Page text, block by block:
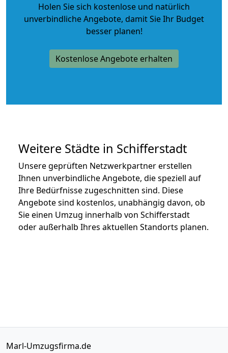
Holen Sie sich kostenlose und natürlich
unverbindliche Angebote, damit Sie Ihr Budget
besser planen!
Kostenlose Angebote erhalten
Weitere Städte in Schifferstadt
Unsere geprüften Netzwerkpartner erstellen
Ihnen unverbindliche Angebote, die speziell auf
Ihre Bedürfnisse zugeschnitten sind. Diese
Angebote sind kostenlos, unabhängig davon, ob
Sie einen Umzug innerhalb von Schifferstadt
oder außerhalb Ihres aktuellen Standorts planen.
Marl-Umzugsfirma.de